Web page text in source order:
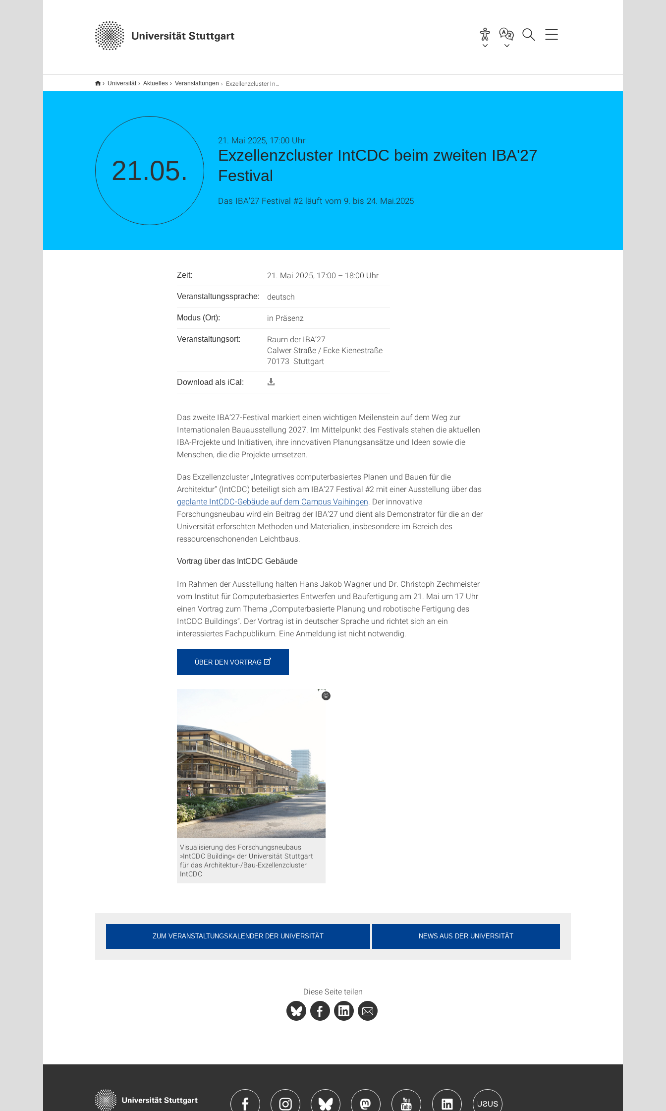
Universität Aktuelles Veranstaltungen Exzellenzcluster IntCDC beim zweiten IBA'27 Festival
21.05.
Exzellenzcluster IntCDC beim zweiten IBA'27
Festival
21. Mai 2025, 17:00 Uhr
Das IBA'27 Festival #2 läuft vom 9. bis 24. Mai.2025
Zeit: 21. Mai 2025, 17:00 – 18:00 Uhr
Veranstaltungssprache: deutsch
Modus (Ort): in Präsenz
Veranstaltungsort:
Raum der IBA’27
Calwer Straße / Ecke Kienestraße
70173 Stuttgart
Download als iCal:
Das zweite IBA’27-Festival markiert einen wichtigen Meilenstein auf dem Weg zur
Internationalen Bauausstellung 2027. Im Mittelpunkt des Festivals stehen die aktuellen
IBA-Projekte und Initiativen, ihre innovativen Planungsansätze und Ideen sowie die
Menschen, die die Projekte umsetzen.
Das Exzellenzcluster „Integratives computerbasiertes Planen und Bauen für die
Architektur" (IntCDC) beteiligt sich am IBA'27 Festival #2 mit einer Ausstellung über das
geplante IntCDC-Gebäude auf dem Campus Vaihingen . Der innovative
Forschungsneubau wird ein Beitrag der IBA’27 und dient als Demonstrator für die an der
Universität erforschten Methoden und Materialien, insbesondere im Bereich des
ressourcenschonenden Leichtbaus.
Vortrag über das IntCDC Gebäude
Im Rahmen der Ausstellung halten Hans Jakob Wagner und Dr. Christoph Zechmeister
vom Institut für Computerbasiertes Entwerfen und Baufertigung am 21. Mai um 17 Uhr
einen Vortrag zum Thema „Computerbasierte Planung und robotische Fertigung des
IntCDC Buildings“. Der Vortrag ist in deutscher Sprache und richtet sich an ein
interessiertes Fachpublikum. Eine Anmeldung ist nicht notwendig.
ÜBER DEN VORTRAG
©
Visualisierung des Forschungsneubaus
»IntCDC Building« der Universität Stuttgart
für das Architektur-/Bau-Exzellenzcluster
IntCDC
ZUM VERANSTALTUNGSKALENDER DER UNIVERSITÄT NEWS AUS DER UNIVERSITÄT
Diese Seite teilen